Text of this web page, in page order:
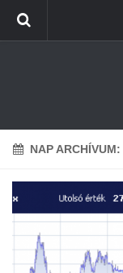
Tiszaújváros
Kazincbarcika
Belföld
Életmód
NAP ARCHÍVUM: